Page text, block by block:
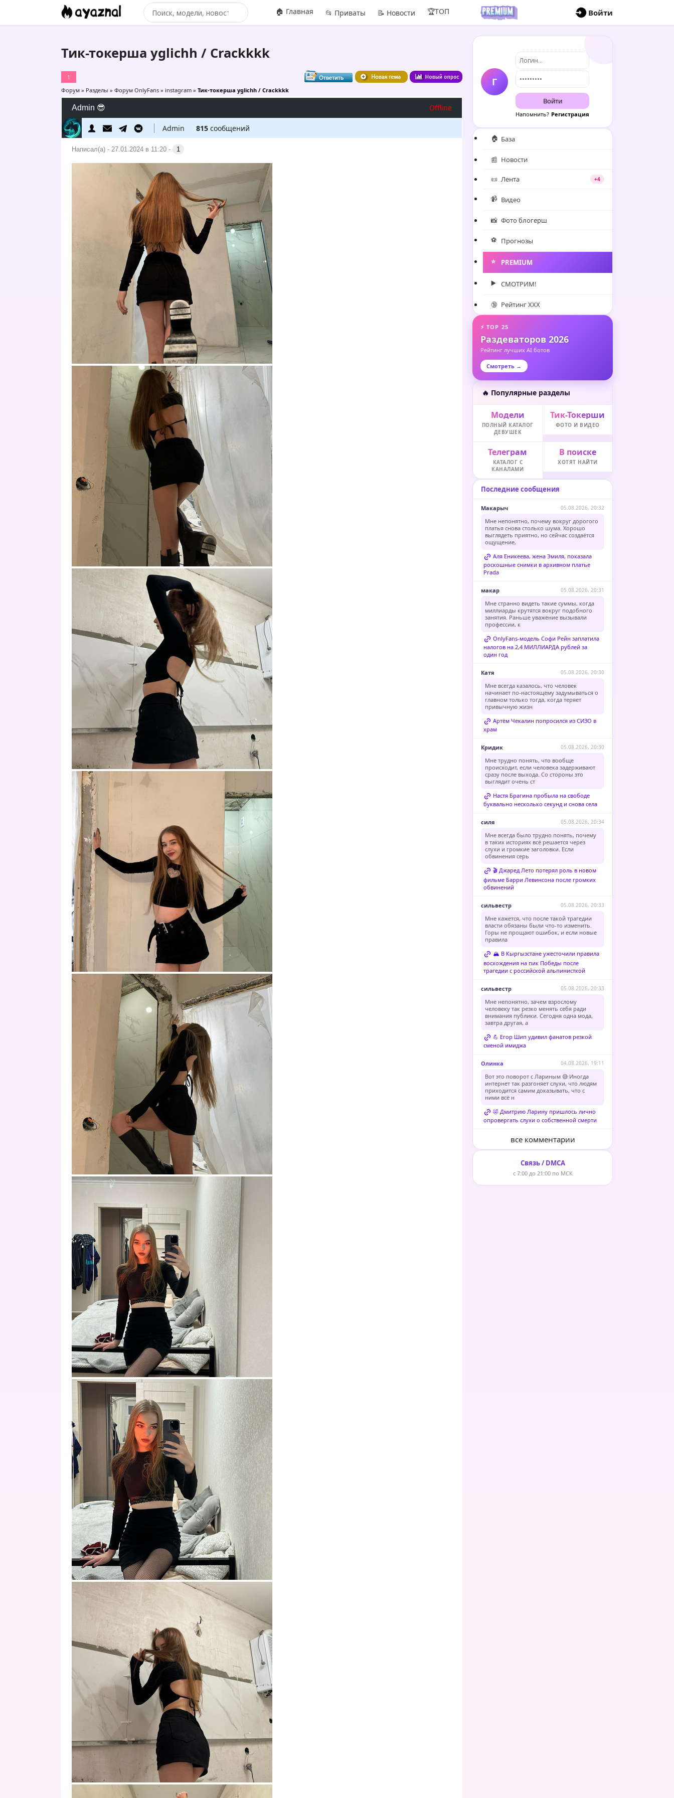
🏠 Главная 📂 Приваты 📝 Новости 🏆ТОП Войти
Тик-токерша yglichh / Crackkkk
1
Форум » Разделы » Форум OnlyFans » instagram » Тик-токерша yglichh / Crackkkk
Admin 😎 Offline
Admin 815сообщений
Написал(а) - 27.01.2024 в 11:20 - 1
Г
Войти
Напомнить? Регистрация
🏠 База
📰 Новости
📜 Лента +4
📹 Видео
📸 Фото блогерш
⚽️ Прогнозы
⭐️ PREMIUM
▶️ СМОТРИМ!
🔞 Рейтинг XXX
⚡ TOP 25
Раздеваторов 2026
Рейтинг лучших AI ботов
Смотреть →
🔥 Популярные разделы
Модели
ПОЛНЫЙ КАТАЛОГ
ДЕВУШЕК
Тик-Токерши
ФОТО И ВИДЕО
Телеграм
КАТАЛОГ С
КАНАЛАМИ
В поиске
ХОТЯТ НАЙТИ
Последние сообщения
Макарыч 05.08.2026, 20:32
Мне непонятно, почему вокруг дорогого
платья снова столько шума. Хорошо
выглядеть приятно, но сейчас создаётся
ощущение,
Аля Еникеева, жена Эмиля, показала
роскошные снимки в архивном платье
Prada
макар 05.08.2026, 20:31
Мне странно видеть такие суммы, когда
миллиарды крутятся вокруг подобного
занятия. Раньше уважение вызывали
профессии, к
OnlyFans-модель Софи Рейн заплатила
налогов на 2,4 МИЛЛИАРДА рублей за
один год
Катя 05.08.2026, 20:30
Мне всегда казалось, что человек
начинает по-настоящему задумываться о
главном только тогда, когда теряет
привычную жизн
Артём Чекалин попросился из СИЗО в
храм
Кридик 05.08.2026, 20:30
Мне трудно понять, что вообще
происходит, если человека задерживают
сразу после выхода. Со стороны это
выглядит очень ст
Настя Брагина пробыла на свободе
буквально несколько секунд и снова села
силя 05.08.2026, 20:34
Мне всегда было трудно понять, почему
в таких историях всё решается через
слухи и громкие заголовки. Если
обвинения серь
🎬 Джаред Лето потерял роль в новом
фильме Барри Левинсона после громких
обвинений
сильвестр 05.08.2026, 20:33
Мне кажется, что после такой трагедии
власти обязаны были что-то изменить.
Горы не прощают ошибок, и если новые
правила
🏔️ В Кыргызстане ужесточили правила
восхождения на пик Победы после
трагедии с российской альпинисткой
сильвестр 05.08.2026, 20:33
Мне непонятно, зачем взрослому
человеку так резко менять себя ради
внимания публики. Сегодня одна мода,
завтра другая, а
💪 Егор Шип удивил фанатов резкой
сменой имиджа
Олинка 04.08.2026, 19:11
Вот это поворот с Лариным 😅 Иногда
интернет так разгоняет слухи, что людям
приходится самим доказывать, что с
ними всё н
🤣 Дмитрию Ларину пришлось лично
опровергать слухи о собственной смерти
все комментарии
Связь / DMCA
с 7:00 до 21:00 по МСК